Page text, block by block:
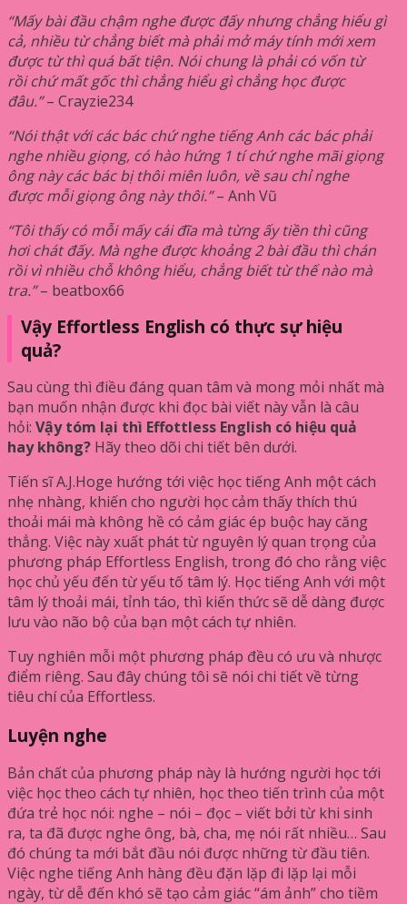
“Mấy bài đầu chậm nghe được đấy nhưng chẳng hiểu gì
cả, nhiều từ chẳng biết mà phải mở máy tính mới xem
được từ thì quá bất tiện. Nói chung là phải có vốn từ
rồi chứ mất gốc thì chẳng hiểu gì chẳng học được
đâu.”– Crayzie234
“Nói thật với các bác chứ nghe tiếng Anh các bác phải
nghe nhiều giọng, có hào hứng 1 tí chứ nghe mãi giọng
ông này các bác bị thôi miên luôn, về sau chỉ nghe
được mỗi giọng ông này thôi.”– Anh Vũ
“Tôi thấy có mỗi mấy cái đĩa mà từng ấy tiền thì cũng
hơi chát đấy. Mà nghe được khoảng 2 bài đầu thì chán
rồi vì nhiều chỗ không hiểu, chẳng biết từ thế nào mà
tra.”– beatbox66
Vậy Effortless English có thực sự hiệu
quả?
Sau cùng thì điều đáng quan tâm và mong mỏi nhất mà
bạn muốn nhận được khi đọc bài viết này vẫn là câu
hỏi: Vậy tóm lại thì Effottless English có hiệu quả
hay không? Hãy theo dõi chi tiết bên dưới.
Tiến sĩ A.J.Hoge hướng tới việc học tiếng Anh một cách
nhẹ nhàng, khiến cho người học cảm thấy thích thú
thoải mái mà không hề có cảm giác ép buộc hay căng
thẳng. Việc này xuất phát từ nguyên lý quan trọng của
phương pháp Effortless English, trong đó cho rằng việc
học chủ yếu đến từ yếu tố tâm lý. Học tiếng Anh với một
tâm lý thoải mái, tỉnh táo, thì kiến thức sẽ dễ dàng được
lưu vào não bộ của bạn một cách tự nhiên.
Tuy nghiên mỗi một phương pháp đều có ưu và nhược
điểm riêng. Sau đây chúng tôi sẽ nói chi tiết về từng
tiêu chí của Effortless.
Luyện nghe
Bản chất của phương pháp này là hướng người học tới
việc học theo cách tự nhiên, học theo tiến trình của một
đứa trẻ học nói: nghe – nói – đọc – viết bởi từ khi sinh
ra, ta đã được nghe ông, bà, cha, mẹ nói rất nhiều… Sau
đó chúng ta mới bắt đầu nói được những từ đầu tiên.
Việc nghe tiếng Anh hàng đều đặn lặp đi lặp lại mỗi
ngày, từ dễ đến khó sẽ tạo cảm giác “ám ảnh” cho tiềm